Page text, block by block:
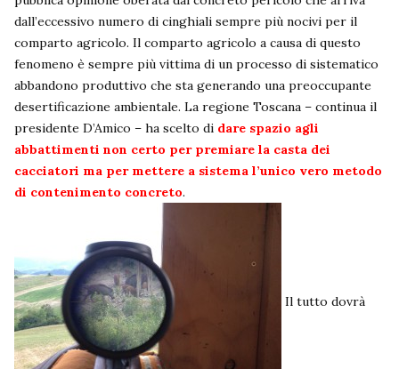
dall’eccessivo numero di cinghiali sempre più nocivi per il
comparto agricolo. Il comparto agricolo a causa di questo
fenomeno è sempre più vittima di un processo di sistematico
abbandono produttivo che sta generando una preoccupante
desertificazione ambientale. La regione Toscana – continua il
presidente D’Amico – ha scelto di dare spazio agli
abbattimenti non certo per premiare la casta dei
cacciatori ma per mettere a sistema l’unico vero metodo
di contenimento concreto.
Il tutto dovrà